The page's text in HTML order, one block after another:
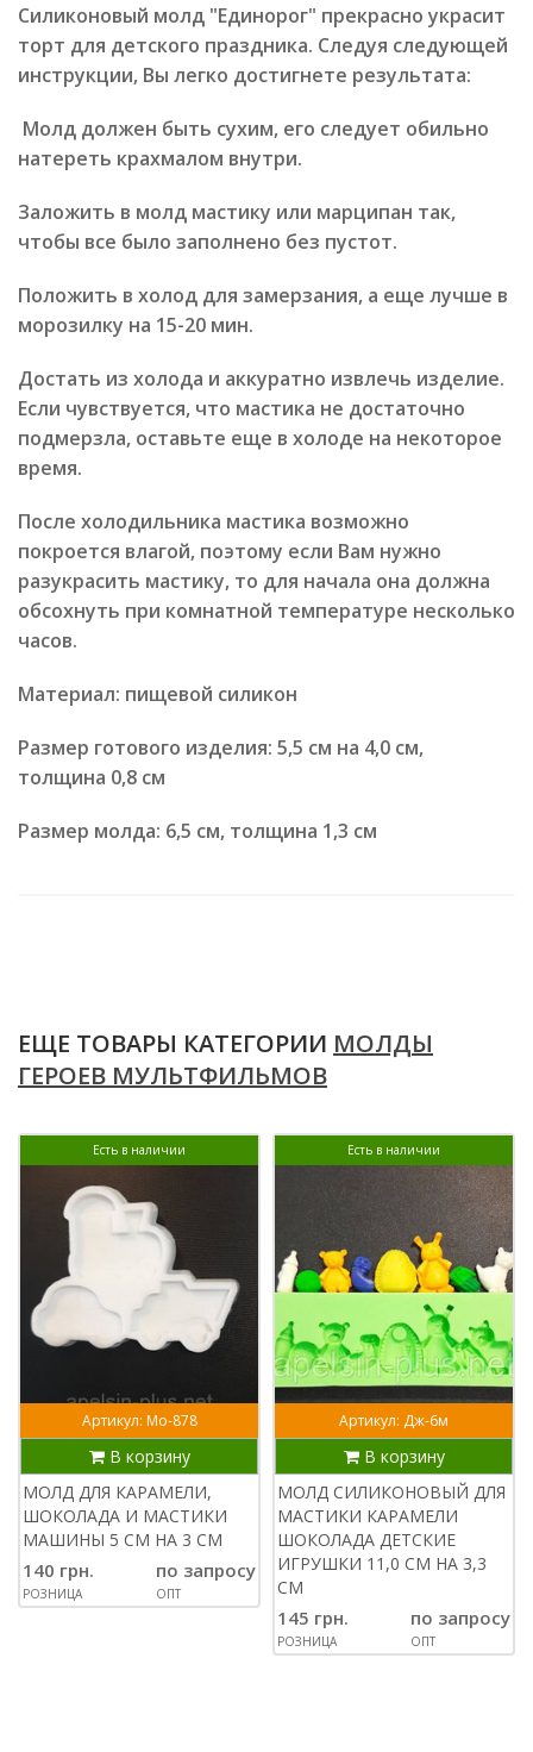
Силиконовый молд "Единорог" прекрасно украсит
торт для детского праздника. Следуя следующей
инструкции, Вы легко достигнете результата:
Молд должен быть сухим, его следует обильно
натереть крахмалом внутри.
Заложить в молд мастику или марципан так,
чтобы все было заполнено без пустот.
Положить в холод для замерзания, а еще лучше в
морозилку на 15-20 мин.
Достать из холода и аккуратно извлечь изделие.
Если чувствуется, что мастика не достаточно
подмерзла, оставьте еще в холоде на некоторое
время.
После холодильника мастика возможно
покроется влагой, поэтому если Вам нужно
разукрасить мастику, то для начала она должна
обсохнуть при комнатной температуре несколько
часов.
Материал: пищевой силикон
Размер готового изделия: 5,5 см на 4,0 см,
толщина 0,8 см
Размер молда: 6,5 см, толщина 1,3 см
ЕЩЕ ТОВАРЫ КАТЕГОРИИ МОЛДЫ
ГЕРОЕВ МУЛЬТФИЛЬМОВ
Есть в наличии
Артикул: Мо-878
В корзину
МОЛД ДЛЯ КАРАМЕЛИ,
ШОКОЛАДА И МАСТИКИ
МАШИНЫ 5 СМ НА 3 СМ
140 грн.
РОЗНИЦА
по запросу
ОПТ
Есть в наличии
Артикул: Дж-6м
В корзину
МОЛД СИЛИКОНОВЫЙ ДЛЯ
МАСТИКИ КАРАМЕЛИ
ШОКОЛАДА ДЕТСКИЕ
ИГРУШКИ 11,0 СМ НА 3,3
СМ
145 грн.
РОЗНИЦА
по запросу
ОПТ